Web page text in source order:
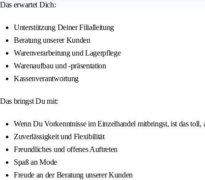
Das erwartet Dich:
Unterstützung Deiner Filialleitung
Beratung unserer Kunden
Warenverarbeitung und Lagerpflege
Warenaufbau und -präsentation
Kassenverantwortung
Das bringst Du mit:
Wenn Du Vorkenntnisse im Einzelhandel mitbringst, ist das
Zuverlässigkeit und Flexibilität
Freundliches und offenes Auftreten
Spaß an Mode
Freude an der Beratung unserer Kunden